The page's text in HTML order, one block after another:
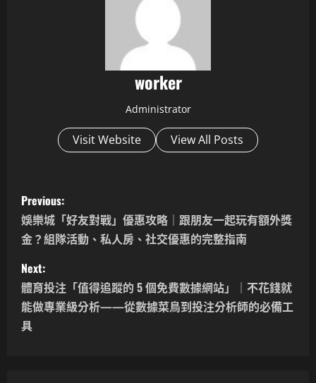
worker
Administrator
Visit Website View All Posts
P
o
s
t
n
Previous:
娛樂城「好友對戰」優惠攻略｜跟朋友一起玩有額外獎
金？組隊活動、私人房、社交優惠的完整指南
Next:
體育投注「值得追蹤的 5 個免費數據網站」｜不花錢就
能做專業級分析——從數據菜鳥到投注分析師的必備工
具